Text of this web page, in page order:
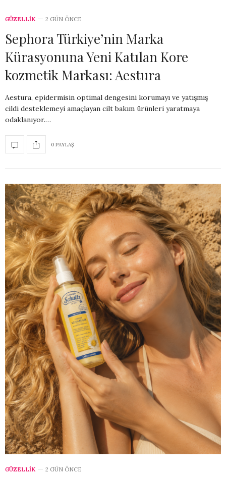
GÜZELLİK 2 GÜN ÖNCE
Sephora Türkiye’nin Marka
Kürasyonuna Yeni Katılan Kore
kozmetik Markası: Aestura
Aestura, epidermisin optimal dengesini korumayı ve yatışmış
cildi desteklemeyi amaçlayan cilt bakım ürünleri yaratmaya
odaklanıyor.…
0 PAYLAŞ
GÜZELLİK 2 GÜN ÖNCE